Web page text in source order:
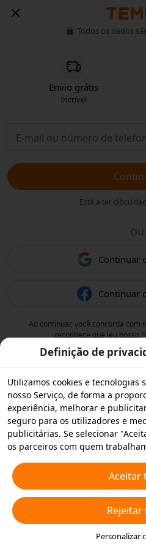
Todos os dados
Envio grátis
Incrível
Está a ter
OU
Continuar
Continuar
Ao continuar, você concorda com
reconhece que leu nosso
Definição de
Utilizamos cookies e tecnologias
nosso Serviço, de forma a
experiência, melhorar e
seguro para os utilizadores e
publicitárias. Se selecionar
os parceiros com quem
publicitários. Também pode
essenciais ou escolher os tipos
aceitar ou desativar clicando em
ou em qualquer altura nas suas
Para obter mais informações,
a Cookies e Tecnologias
Aceitar
Rejeitar
Personalizar